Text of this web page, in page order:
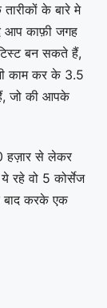
के बारे मे
आप काफ़ी जगह
बन सकते हैं,
काम कर के 3.5
जो की आपके
हज़ार से लेकर
रहे वो 5 कोर्सेज
बाद करके एक